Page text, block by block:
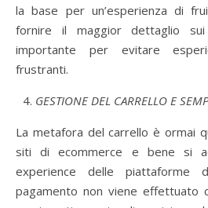
la base per un’esperienza di
fornire il maggior dettaglio
importante per evitare
frustranti.
GESTIONE DEL CARRELLO E
La metafora del carrello è ormai
siti di ecommerce e bene si
experience delle piattaforme
pagamento non viene effettuato